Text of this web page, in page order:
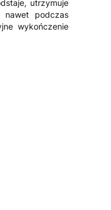
utrzymuje
nawet podczas
wykończenie